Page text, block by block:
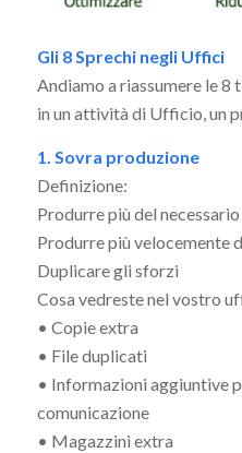
Gli 8 Sprechi negli Uffici
Andiamo a riassumere le
in un attività di Ufficio, un
1. Sovra produzione
Definizione:
Produrre più del necessario
Produrre più velocemente
Duplicare gli sforzi
Cosa vedreste nel vostro
• Copie extra
• File duplicati
• Informazioni aggiuntive
comunicazione
• Magazzini extra